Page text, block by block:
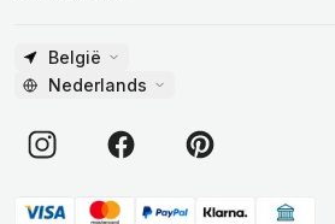
België
Nederlands